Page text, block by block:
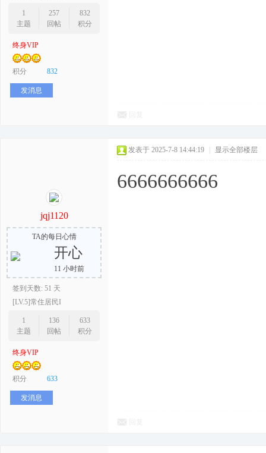
1
主题
257
回帖
832
积分
终身VIP
积分 832
发消息
jqj1120
TA的每日心情
开心
11 小时前
签到天数: 51 天
[LV.5]常住居民I
1
主题
136
回帖
633
积分
终身VIP
积分 633
发消息
发表于 2025-7-8 14:44:19 显示全部楼层
6666666666